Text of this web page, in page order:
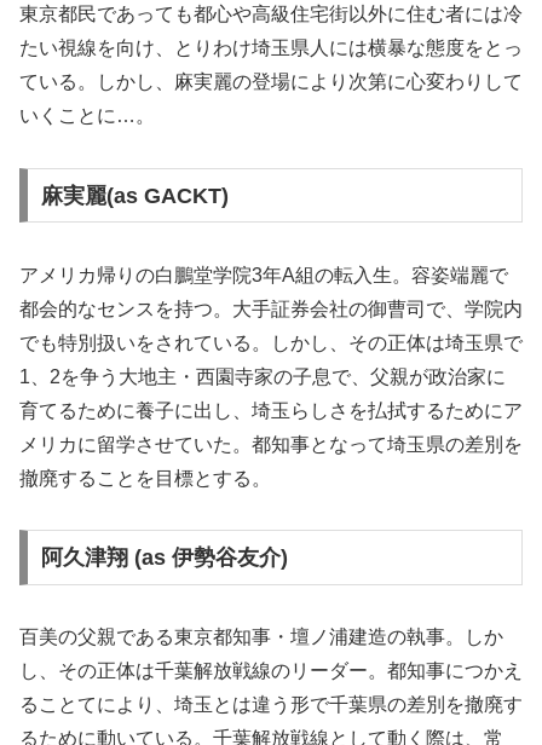
東京都民であっても都心や高級住宅街以外に住む者には冷
たい視線を向け、とりわけ埼玉県人には横暴な態度をとっ
ている。しかし、麻実麗の登場により次第に心変わりして
いくことに…。
麻実麗(as GACKT)
アメリカ帰りの白鵬堂学院3年A組の転入生。容姿端麗で
都会的なセンスを持つ。大手証券会社の御曹司で、学院内
でも特別扱いをされている。しかし、その正体は埼玉県で
1、2を争う大地主・西園寺家の子息で、父親が政治家に
育てるために養子に出し、埼玉らしさを払拭するためにア
メリカに留学させていた。都知事となって埼玉県の差別を
撤廃することを目標とする。
阿久津翔 (as 伊勢谷友介)
百美の父親である東京都知事・壇ノ浦建造の執事。しか
し、その正体は千葉解放戦線のリーダー。都知事につかえ
ることてにより、埼玉とは違う形で千葉県の差別を撤廃す
るために動いている。千葉解放戦線として動く際は、常